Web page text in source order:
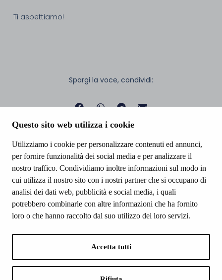
Questo sito web utilizza i cookie
Utilizziamo i cookie per personalizzare contenuti ed annunci,
per fornire funzionalità dei social media e per analizzare il
nostro traffico. Condividiamo inoltre informazioni sul modo in
cui utilizza il nostro sito con i nostri partner che si occupano di
analisi dei dati web, pubblicità e social media, i quali
potrebbero combinarle con altre informazioni che ha fornito
loro o che hanno raccolto dal suo utilizzo dei loro servizi.
Accetta tutti
Ti aspettiamo!
Spargi la voce, condividi:
SNEF SSD a.r.l.
P.Iva 02996870131
info.erba@snef.it